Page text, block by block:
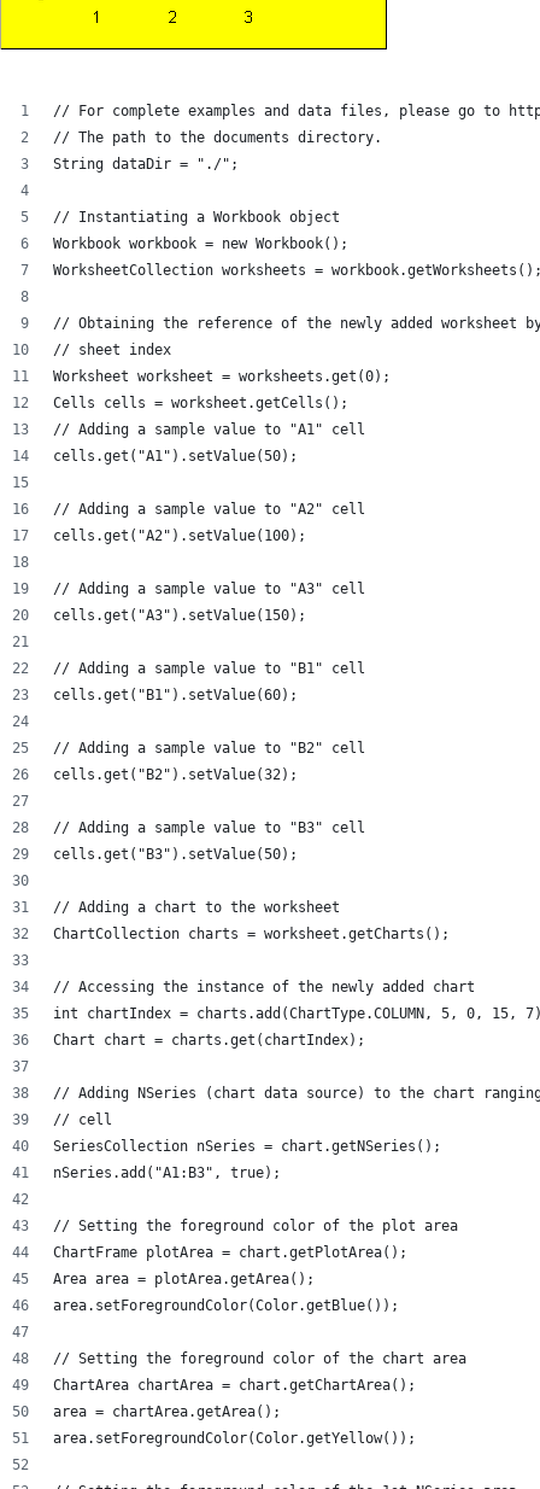
// For complete examples and data files, please go to
// The path to the documents directory.
String dataDir = "./";
// Instantiating a Workbook object
Workbook workbook = new Workbook();
WorksheetCollection worksheets =
// Obtaining the reference of the newly added worksheet
// sheet index
Worksheet worksheet = worksheets.get(0);
Cells cells = worksheet.getCells();
// Adding a sample value to "A1" cell
cells.get("A1").setValue(50);
// Adding a sample value to "A2" cell
cells.get("A2").setValue(100);
// Adding a sample value to "A3" cell
cells.get("A3").setValue(150);
// Adding a sample value to "B1" cell
cells.get("B1").setValue(60);
// Adding a sample value to "B2" cell
cells.get("B2").setValue(32);
// Adding a sample value to "B3" cell
cells.get("B3").setValue(50);
// Adding a chart to the worksheet
ChartCollection charts = worksheet.getCharts();
// Accessing the instance of the newly added chart
int chartIndex = charts.add(ChartType.COLUMN, 5, 0, 15,
Chart chart = charts.get(chartIndex);
// Adding NSeries (chart data source) to the chart
// cell
SeriesCollection nSeries = chart.getNSeries();
nSeries.add("A1:B3", true);
// Setting the foreground color of the plot area
ChartFrame plotArea = chart.getPlotArea();
Area area = plotArea.getArea();
area.setForegroundColor(Color.getBlue());
// Setting the foreground color of the chart area
ChartArea chartArea = chart.getChartArea();
area = chartArea.getArea();
area.setForegroundColor(Color.getYellow());